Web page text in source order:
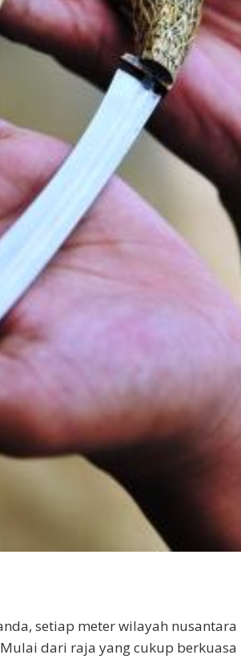
setiap meter wilayah nusantara
dari raja yang cukup berkuasa